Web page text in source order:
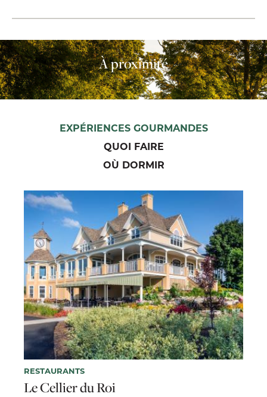
À proximité
EXPÉRIENCES GOURMANDES
QUOI FAIRE
OÙ DORMIR
RESTAURANTS
Le Cellier du Roi